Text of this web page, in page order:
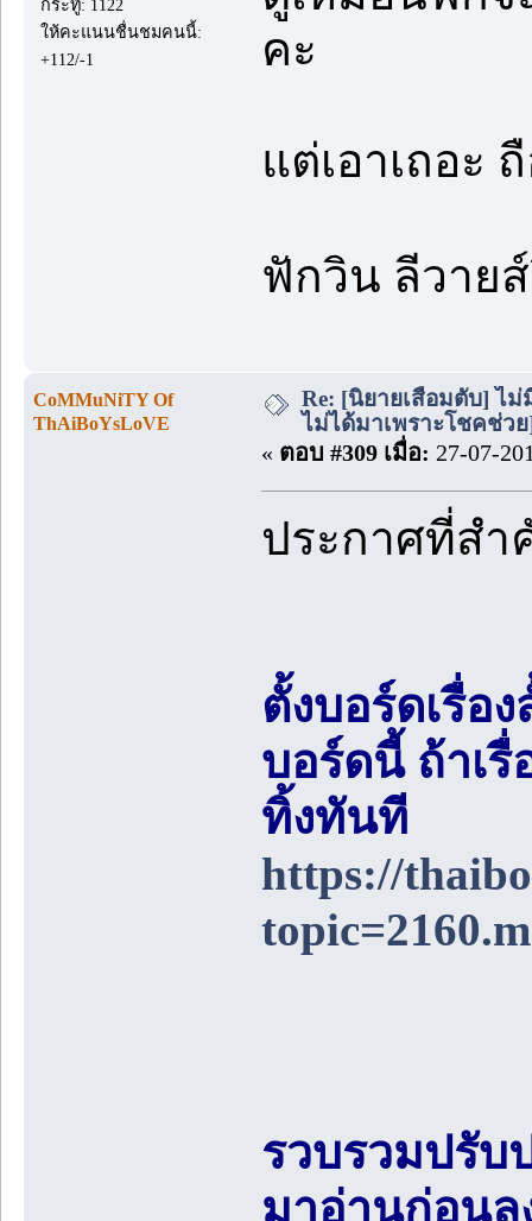
กระทู้: 1122
ให้คะแนนชื่นชมคนนี้:
+112/-1
คะ
แต่เอาเถอะ
ฟักวิน ลีวาย
CoMMuNiTY Of
ThAiBoYsLoVE
Re: [นิยายเสื่อมตับ] ไ
ไม่ได้มาเพราะโชคช่ว
« ตอบ #309 เมื่อ: 27-07-
ประกาศที่ส
ตั้งบอร์ดเรื่อ
บอร์ดนี้ ถ้าเ
ทิ้งทันที
https://
รวบรวมปรับ
มาอ่านก่อน